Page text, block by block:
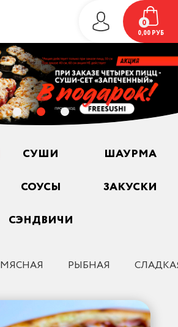
0
0,00РУБ
СУШИ ШАУРМА
СОУСЫ ЗАКУСКИ
СЭНДВИЧИ
МЯСНАЯ РЫБНАЯ